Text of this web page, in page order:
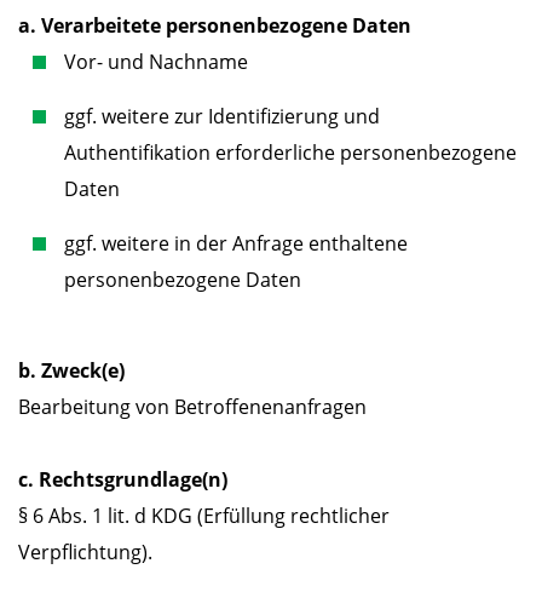
a. Verarbeitete personenbezogene Daten
Vor- und Nachname
ggf. weitere zur Identifizierung und
Authentifikation erforderliche personenbezogene
Daten
ggf. weitere in der Anfrage enthaltene
personenbezogene Daten
b. Zweck(e)
Bearbeitung von Betroffenenanfragen
c. Rechtsgrundlage(n)
§ 6 Abs. 1 lit. d KDG (Erfüllung rechtlicher
Verpflichtung).